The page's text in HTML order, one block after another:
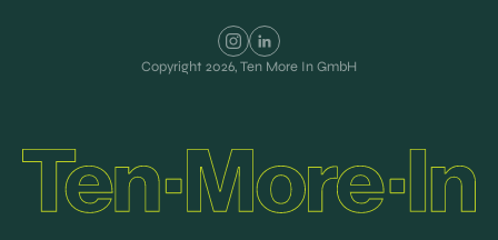
Copyright 2026, Ten More In GmbH